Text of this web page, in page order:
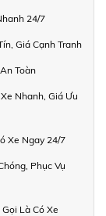
24/7
Giá Cạnh Tranh
Toàn
Nhanh, Giá Ưu
Xe Ngay 24/7
Phục Vụ
Là Có Xe